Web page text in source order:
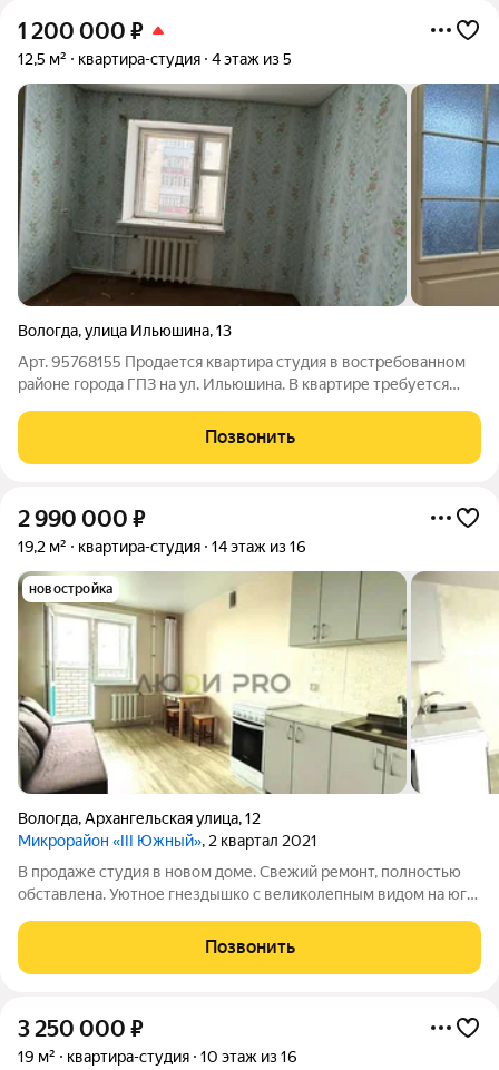
1 200 000 ₽
12,5 м² квартира-студия 4 этаж из 5
Вологда,улица Ильюшина,13
Арт. 95768155 Продается квартира студия в востребованном
районе города ГПЗ на ул. Ильюшина. В квартире требуется
квартире очень тепло. В шаговой доступности все
необходимые сетевые магазины,
Позвонить
2 990 000 ₽
19,2 м² квартира-студия 14 этаж из 16
новостройка
Вологда,Архангельская улица,12
Микрорайон «III Южный», 2 квартал 2021
В продаже студия в новом доме. Свежий ремонт, полностью
обставлена. Уютное гнездышко с великолепным видом на юго-
невысокие платежи за тепло видеокамеры, охрана,Позвонить
3 250 000 ₽
19 м² квартира-студия 10 этаж из 16